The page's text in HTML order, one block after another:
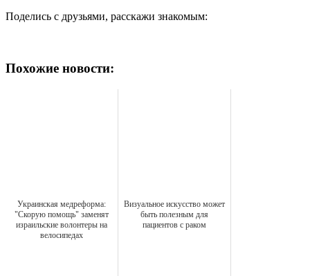
Поделись с друзьями, расскажи знакомым:
Похожие новости:
Украинская медреформа:
"Скорую помощь" заменят
израильские волонтеры на
велосипедах
Визуальное искусство может
быть полезным для
пациентов с раком